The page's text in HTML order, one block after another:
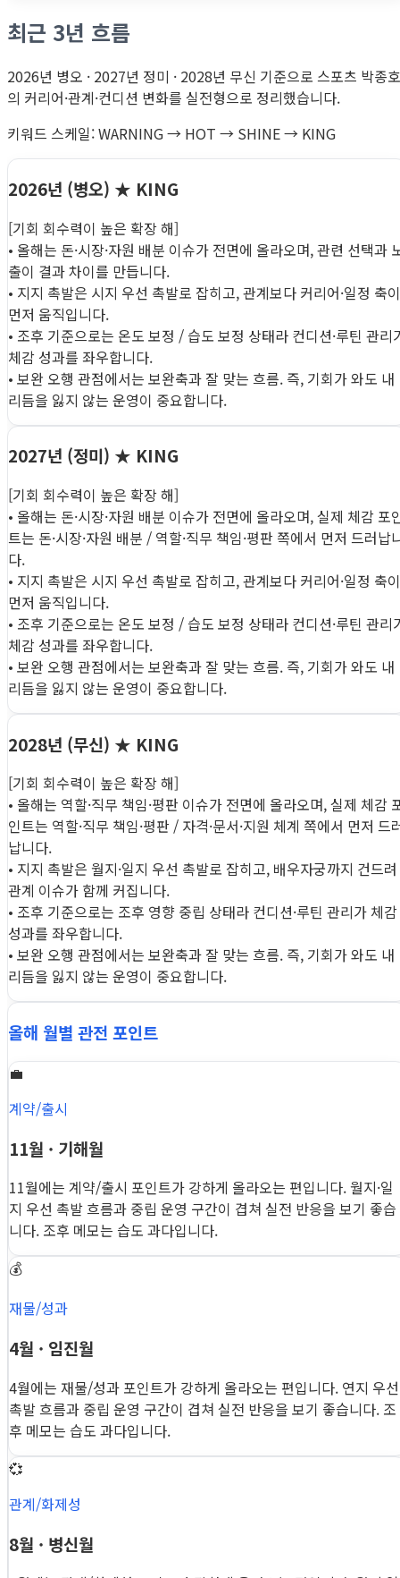
최근 3년 흐름
2026년 병오 · 2027년 정미 · 2028년 무신 기준으로 스포츠 박종호
의 커리어·관계·컨디션 변화를 실전형으로 정리했습니다.
키워드 스케일: WARNING → HOT → SHINE → KING
2026년 (병오) ★ KING
[기회 회수력이 높은 확장 해]
• 올해는 돈·시장·자원 배분 이슈가 전면에 올라오며, 관련 선택과
출이 결과 차이를 만듭니다.
• 지지 촉발은 시지 우선 촉발로 잡히고, 관계보다 커리어·일정 축이
먼저 움직입니다.
• 조후 기준으로는 온도 보정 / 습도 보정 상태라 컨디션·루틴 관리
체감 성과를 좌우합니다.
• 보완 오행 관점에서는 보완축과 잘 맞는 흐름. 즉, 기회가 와도 내
리듬을 잃지 않는 운영이 중요합니다.
2027년 (정미) ★ KING
[기회 회수력이 높은 확장 해]
• 올해는 돈·시장·자원 배분 이슈가 전면에 올라오며, 실제 체감 포
트는 돈·시장·자원 배분 / 역할·직무 책임·평판 쪽에서 먼저 드러납
다.
• 지지 촉발은 시지 우선 촉발로 잡히고, 관계보다 커리어·일정 축이
먼저 움직입니다.
• 조후 기준으로는 온도 보정 / 습도 보정 상태라 컨디션·루틴 관리
체감 성과를 좌우합니다.
• 보완 오행 관점에서는 보완축과 잘 맞는 흐름. 즉, 기회가 와도 내
리듬을 잃지 않는 운영이 중요합니다.
2028년 (무신) ★ KING
[기회 회수력이 높은 확장 해]
• 올해는 역할·직무 책임·평판 이슈가 전면에 올라오며, 실제 체감
인트는 역할·직무 책임·평판 / 자격·문서·지원 체계 쪽에서 먼저 드
납니다.
• 지지 촉발은 월지·일지 우선 촉발로 잡히고, 배우자궁까지 건드려
관계 이슈가 함께 커집니다.
• 조후 기준으로는 조후 영향 중립 상태라 컨디션·루틴 관리가 체감
성과를 좌우합니다.
• 보완 오행 관점에서는 보완축과 잘 맞는 흐름. 즉, 기회가 와도 내
리듬을 잃지 않는 운영이 중요합니다.
올해 월별 관전 포인트
💼
계약/출시
11월 · 기해월
11월에는 계약/출시 포인트가 강하게 올라오는 편입니다. 월지·일
지 우선 촉발 흐름과 중립 운영 구간이 겹쳐 실전 반응을 보기 좋습
니다. 조후 메모는 습도 과다입니다.
💰
재물/성과
4월 · 임진월
4월에는 재물/성과 포인트가 강하게 올라오는 편입니다. 연지 우선
촉발 흐름과 중립 운영 구간이 겹쳐 실전 반응을 보기 좋습니다. 조
후 메모는 습도 과다입니다.
💞
관계/화제성
8월 · 병신월